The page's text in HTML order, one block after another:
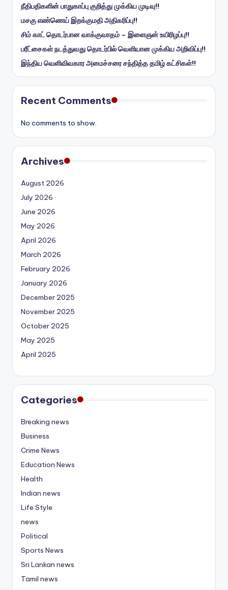
நீதிபதிகளின் பாதுகாப்பு குறித்து முக்கிய முடிவு!!
மசகு எண்ணெய் இறக்குமதி அதிகரிப்பு!!
சிம் காட் தொடர்பான வாக்குவாதம் – இளைஞன் உயிரிழப்பு!!
பரீட்சைகள் நடத்துவது தொடர்பில் வெளியான முக்கிய அறிவிப்பு!!
இந்திய வெளிவிவகார அமைச்சரை சந்தித்த தமிழ் கட்சிகள்!!
Recent Comments
No comments to show.
Archives
August 2026
July 2026
June 2026
May 2026
April 2026
March 2026
February 2026
January 2026
December 2025
November 2025
October 2025
May 2025
April 2025
Categories
Breaking news
Business
Crime News
Education News
Health
Indian news
Life Style
news
Political
Sports News
Sri Lankan news
Tamil news